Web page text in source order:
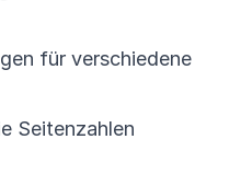
für verschiedene
Seitenzahlen